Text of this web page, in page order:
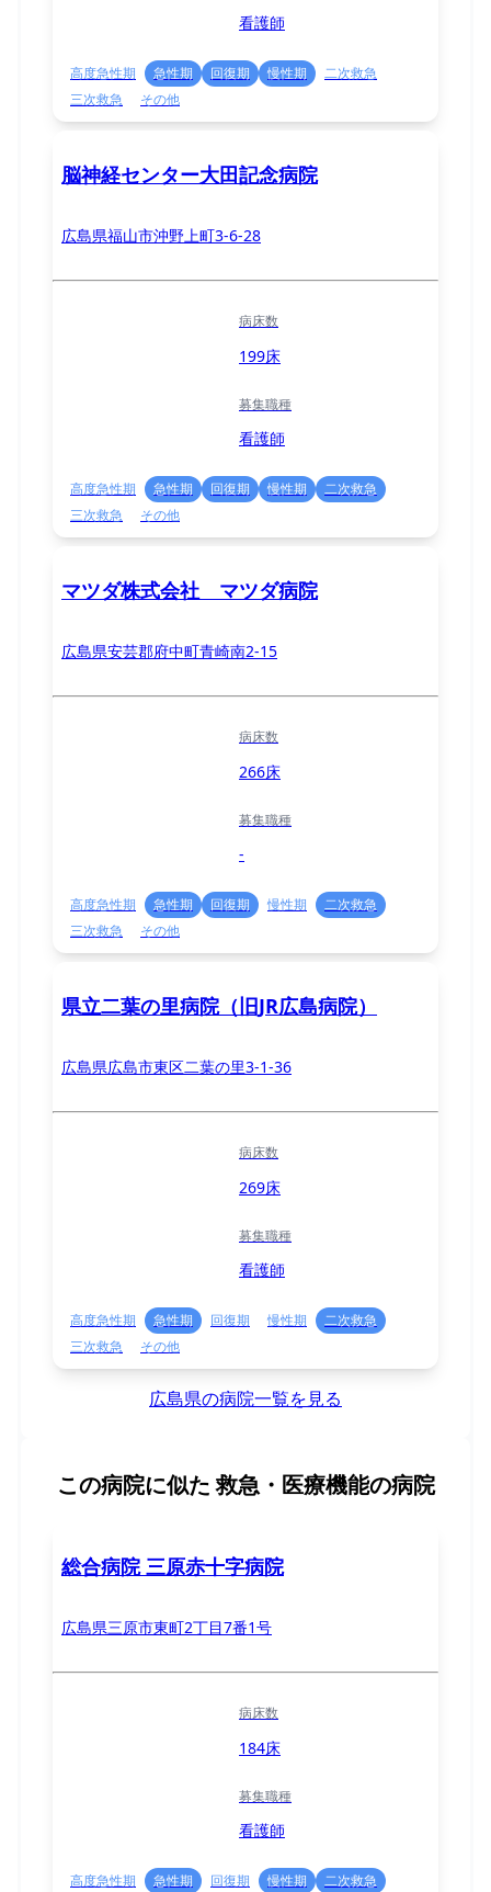
看護師
高度急性期 急性期 回復期 慢性期
二次救急
三次救急
その他
脳神経センター大田記念病院
広島県福山市沖野上町3-6-28
病床数
199床
募集職種
看護師
高度急性期 急性期 回復期 慢性期
二次救急
三次救急
その他
マツダ株式会社 マツダ病院
広島県安芸郡府中町青崎南2-15
病床数
266床
募集職種
-
高度急性期 急性期 回復期 慢性期
二次救急
三次救急
その他
県立二葉の里病院（旧JR広島病院）
広島県広島市東区二葉の里3-1-36
病床数
269床
募集職種
看護師
高度急性期 急性期 回復期 慢性期
二次救急
三次救急
その他
広島県の病院一覧を見る
この病院に似た 救急・医療機能の病院
総合病院 三原赤十字病院
広島県三原市東町2丁目7番1号
病床数
184床
募集職種
看護師
高度急性期 急性期 回復期 慢性期 二次救急